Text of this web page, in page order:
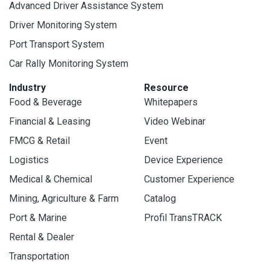
Advanced Driver Assistance System
Driver Monitoring System
Port Transport System
Car Rally Monitoring System
Industry
Food & Beverage
Financial & Leasing
FMCG & Retail
Logistics
Medical & Chemical
Mining, Agriculture & Farm
Port & Marine
Rental & Dealer
Transportation
Resource
Whitepapers
Video Webinar
Event
Device Experience
Customer Experience
Catalog
Profil TransTRACK